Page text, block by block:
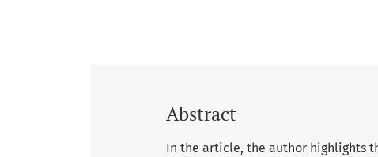
Abstract
In the article, the author highlights